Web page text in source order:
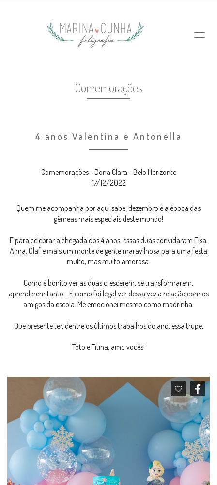
Comemorações
4 anos Valentina e Antonella
Comemorações - Dona Clara - Belo Horizonte
17/12/2022
Quem me acompanha por aqui sabe: dezembro é a época das
gêmeas mais especiais deste mundo!
E para celebrar a chegada dos 4 anos, essas duas convidaram Elsa,
Anna, Olaf e mais um monte de gente maravilhosa para uma festa
muito, mas muito amorosa.
Como é bonito ver as duas crescerem, se transformarem,
aprenderem tanto... E como foi legal ver dessa vez a relação com os
amigos da escola. Me emocionei mesmo como madrinha.
Que presente ter, dentre os últimos trabalhos do ano, essa trupe.
Toto e Titina, amo vocês!